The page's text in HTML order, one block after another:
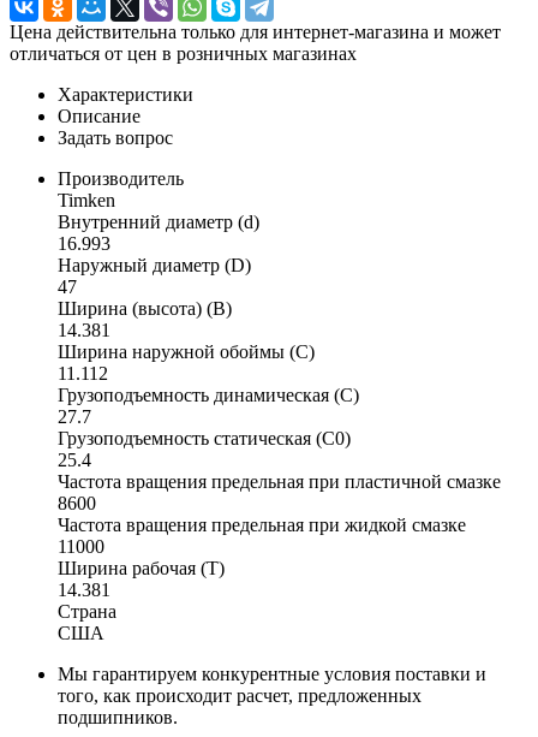
Цена действительна только для интернет-магазина и может
отличаться от цен в розничных магазинах
Характеристики
Описание
Задать вопрос
Производитель
Timken
Внутренний диаметр (d)
16.993
Наружный диаметр (D)
47
Ширина (высота) (B)
14.381
Ширина наружной обоймы (C)
11.112
Грузоподъемность динамическая (C)
27.7
Грузоподъемность статическая (C0)
25.4
Частота вращения предельная при пластичной смазке
8600
Частота вращения предельная при жидкой смазке
11000
Ширина рабочая (T)
14.381
Страна
США
Мы гарантируем конкурентные условия поставки и
того, как происходит расчет, предложенных
подшипников.